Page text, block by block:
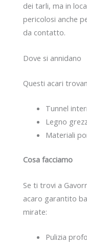
dei tarli, ma in
pericolosi anche
da contatto.
Dove si annidano
Questi acari
Tunnel
Legno
Materiali
Cosa facciamo
Se ti trovi a
acaro garantito
mirate:
Pulizia